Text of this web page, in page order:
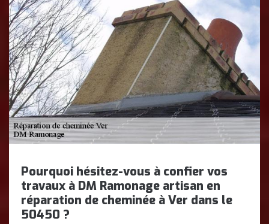
Pourquoi hésitez-vous à confier vos
travaux à DM Ramonage artisan en
réparation de cheminée à Ver dans le
50450 ?